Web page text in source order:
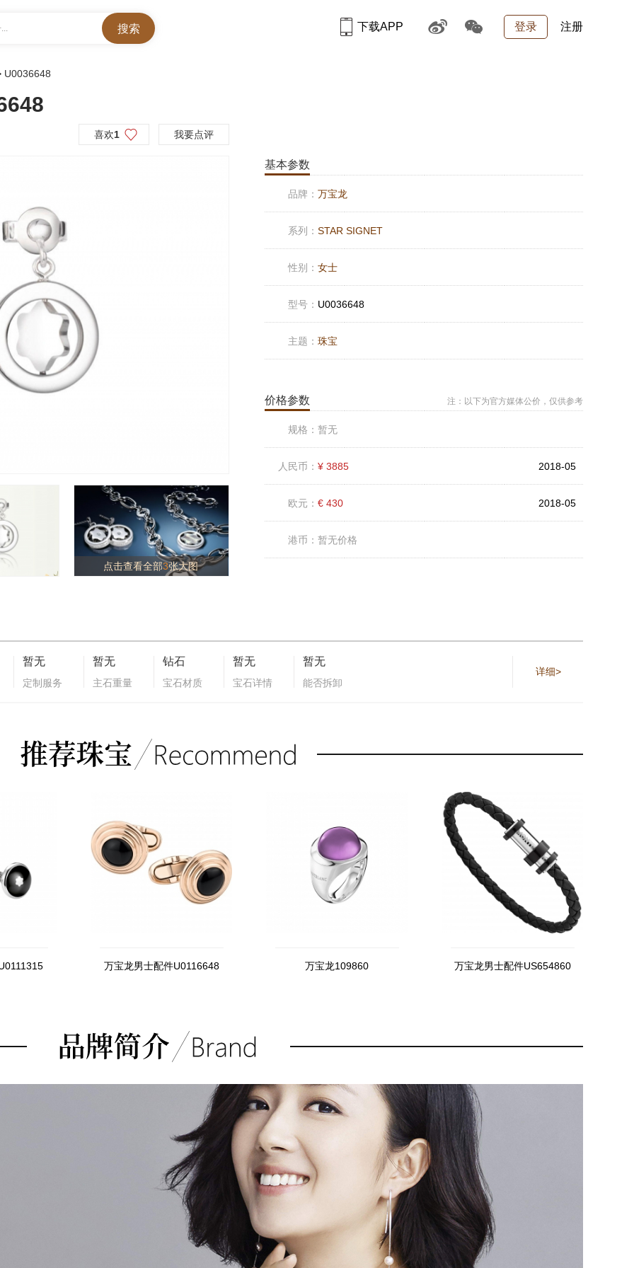
登录 注册
下载APP
U0036648
喜欢1 我要点评
点击查看全部3张大图
基本参数
品牌： 万宝龙
系列： STAR SIGNET
性别： 女士
型号： U0036648
主题： 珠宝
价格参数 注：以下为官方媒体公价，仅供参考
规格： 暂无
人民币： ¥ 3885 2018-05
欧元： € 430 2018-05
港币： 暂无价格
暂无
定制服务
暂无
主石重量
钻石
宝石材质
暂无
宝石详情
暂无
能否拆卸
详细>
万宝龙男士配件U0116648 万宝龙109860 万宝龙男士配件US654860